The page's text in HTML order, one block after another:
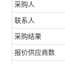
采购人
联系人
采购结果
报价供应商数